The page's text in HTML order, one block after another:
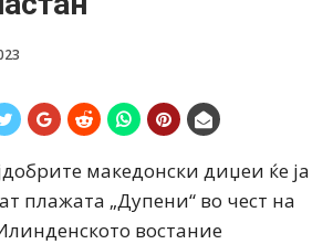
македонски диџеи ќе ја
плажата „Дупени“ во чест на
востание